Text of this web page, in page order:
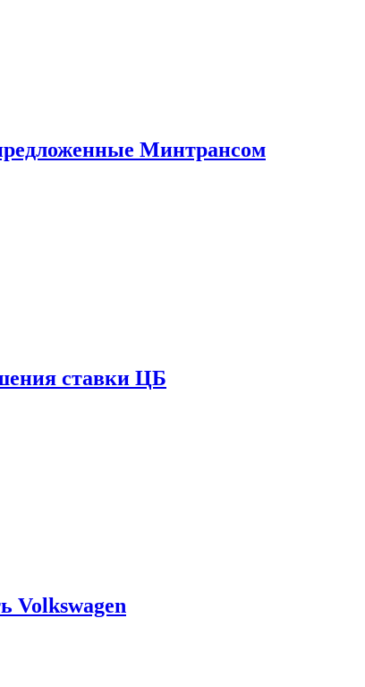
Минтрансом
ставки ЦБ
Volkswagen